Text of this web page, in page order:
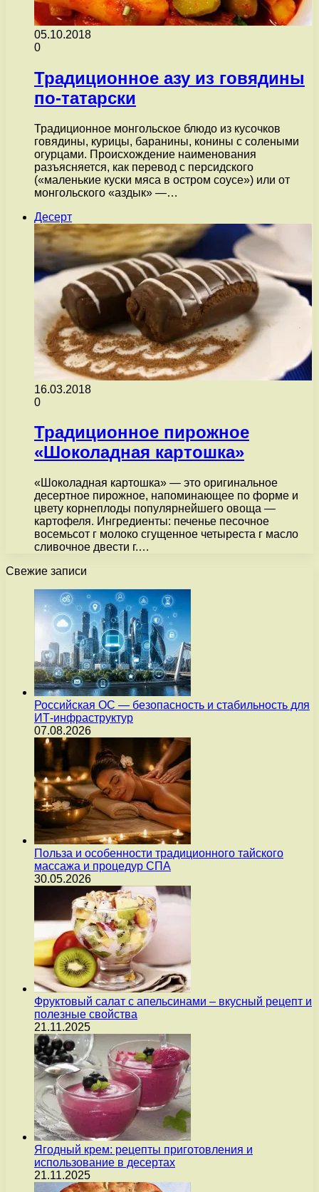
05.10.2018
0
Традиционное азу из говядины
по-татарски
Традиционное монгольское блюдо из кусочков
говядины, курицы, баранины, конины с солеными
огурцами. Происхождение наименования
разъясняется, как перевод с персидского
(«маленькие куски мяса в остром соусе») или от
монгольского «аздык» —…
Десерт
16.03.2018
0
Традиционное пирожное
«Шоколадная картошка»
«Шоколадная картошка» — это оригинальное
десертное пирожное, напоминающее по форме и
цвету корнеплоды популярнейшего овоща —
картофеля. Ингредиенты: печенье песочное
восемьсот г молоко сгущенное четыреста г масло
сливочное двести г.…
Свежие записи
Российская ОС — безопасность и стабильность для
ИТ-инфраструктур
07.08.2026
Польза и особенности традиционного тайского
массажа и процедур СПА
30.05.2026
Фруктовый салат с апельсинами – вкусный рецепт и
полезные свойства
21.11.2025
Ягодный крем: рецепты приготовления и
использование в десертах
21.11.2025